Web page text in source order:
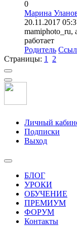
Марина
20.11.2017
mamiphoto_ru,
работает
Родитель
Страницы:1
Личный
Подписки
Выход
БЛОГ
УРОКИ
ОБУЧЕНИЕ
ПРЕМИУМ
ФОРУМ
Контакты